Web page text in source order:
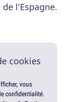
l'Espagne.
cookies
vous
confidentialité.